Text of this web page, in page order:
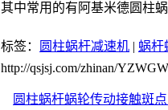
其中常用的有阿基米德圆柱
标签： 圆柱蜗杆减速机 | 蜗杆
http://qsjsj.com/zhinan/
圆柱蜗杆蜗轮传动接触斑